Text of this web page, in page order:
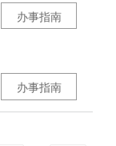
办事指南
办事指南